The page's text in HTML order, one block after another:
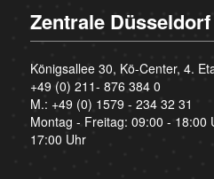
Zentrale Düsseldorf
Königsallee 30, Kö-Center, 4.
+49 (0) 211- 876 384 0
M.: +49 (0) 1579 - 234 32 31
Montag - Freitag: 09:00 - 18:00
17:00 Uhr